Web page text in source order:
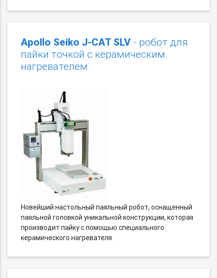
Apollo Seiko J-CAT SLV - робот для
пайки точкой с керамическим
нагревателем
Новейший настольный паяльный робот, оснащенный
паяльной головкой уникальной конструкции, которая
производит пайку с помощью специального
керамического нагревателя.